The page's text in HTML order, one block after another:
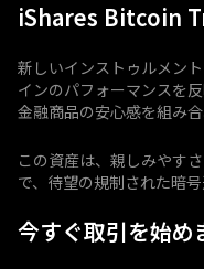
iShares Bitcoin
新しいインストゥルメン
インのパフォーマンスを
金融商品の安心感を組み合
この資産は、親しみやす
で、待望の規制された暗
今すぐ取引を始め